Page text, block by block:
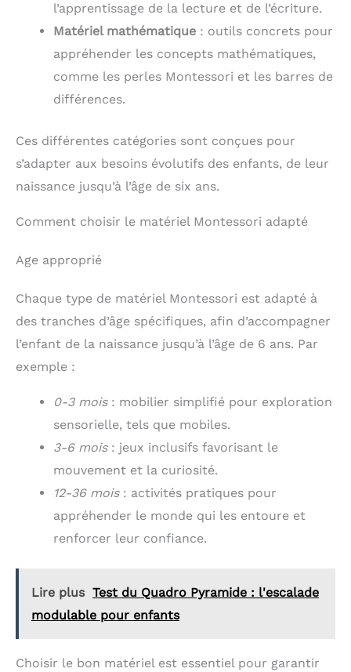
l’apprentissage de la lecture et de l’écriture.
Matériel mathématique : outils concrets pour
appréhender les concepts mathématiques,
comme les perles Montessori et les barres de
différences.
Ces différentes catégories sont conçues pour
s’adapter aux besoins évolutifs des enfants, de leur
naissance jusqu’à l’âge de six ans.
Comment choisir le matériel Montessori adapté
Age approprié
Chaque type de matériel Montessori est adapté à
des tranches d’âge spécifiques, afin d’accompagner
l’enfant de la naissance jusqu’à l’âge de 6 ans. Par
exemple :
0-3 mois: mobilier simplifié pour exploration
sensorielle, tels que mobiles.
3-6 mois: jeux inclusifs favorisant le
mouvement et la curiosité.
12-36 mois: activités pratiques pour
appréhender le monde qui les entoure et
renforcer leur confiance.
Lire plus Test du Quadro Pyramide : l'escalade
modulable pour enfants
Choisir le bon matériel est essentiel pour garantir